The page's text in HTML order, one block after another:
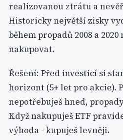
realizovanou ztrátu a
Historicky největší zisky
během propadů 2008 a
nakupovat.
Řešení: Před investicí si
horizont (5+ let pro akcie).
nepotřebuješ hned,
Když nakupuješ ETF
výhoda - kupuješ levněji.